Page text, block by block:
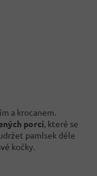
a krocanem.
porcí, které se
pamlsek déle
kočky.